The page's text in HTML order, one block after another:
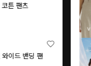
튼 팬츠
이드 밴딩 팬